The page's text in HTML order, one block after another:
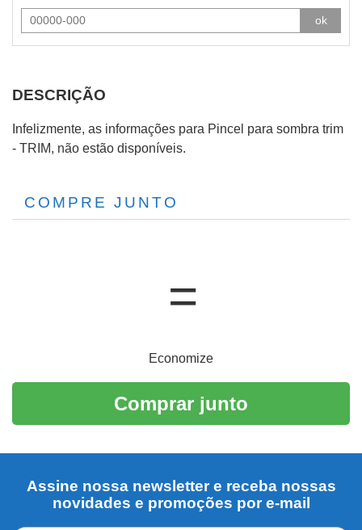
ok
DESCRIÇÃO
Infelizmente, as informações para Pincel para sombra trim
- TRIM, não estão disponíveis.
COMPRE JUNTO
Economize
Comprar junto
Assine nossa newsletter e receba nossas
novidades e promoções por e-mail